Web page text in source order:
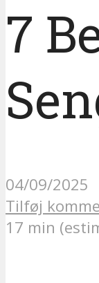
7
04/09/2025
Tilføj
17 min